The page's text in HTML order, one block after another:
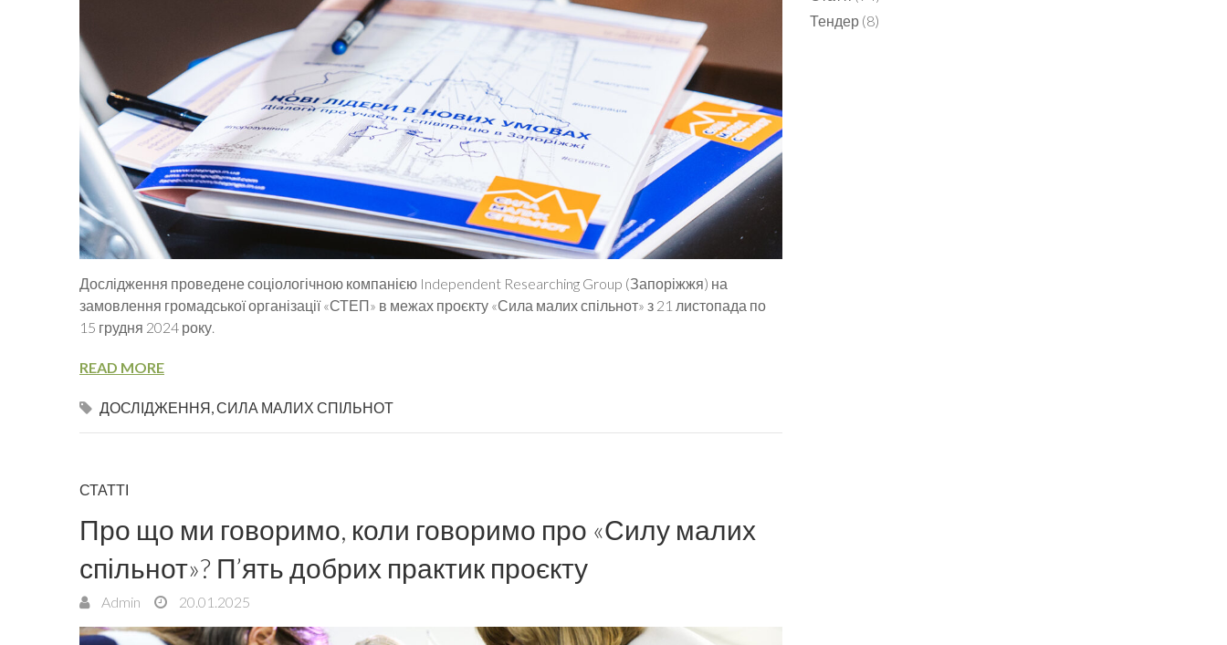
Дослідження проведене соціологічною компанією Independent Researching Group (Запоріжжя) на
замовлення громадської організації «СТЕП» в межах проєкту «Сила малих спільнот» з 21 листопада по
15 грудня 2024 року.
READ MORE
ДОСЛІДЖЕННЯ СИЛА МАЛИХ СПІЛЬНОТ
СТАТТІ
Про що ми говоримо, коли говоримо про «Силу малих
спільнот»? П’ять добрих практик проєкту
Admin 20.01.2025
Тендер (8)